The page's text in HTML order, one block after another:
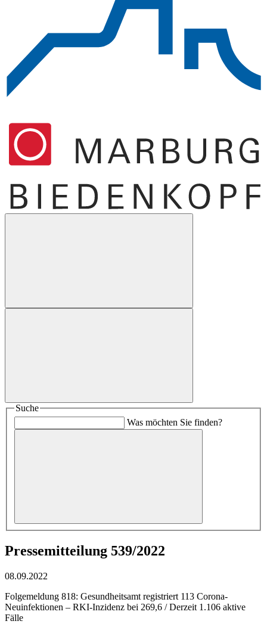
Suche
Was möchten Sie finden?
Pressemitteilung 539/2022
08.09.2022
Folgemeldung 818: Gesundheitsamt registriert 113 Corona-
Neuinfektionen – RKI-Inzidenz bei 269,6 / Derzeit 1.106 aktive
Fälle